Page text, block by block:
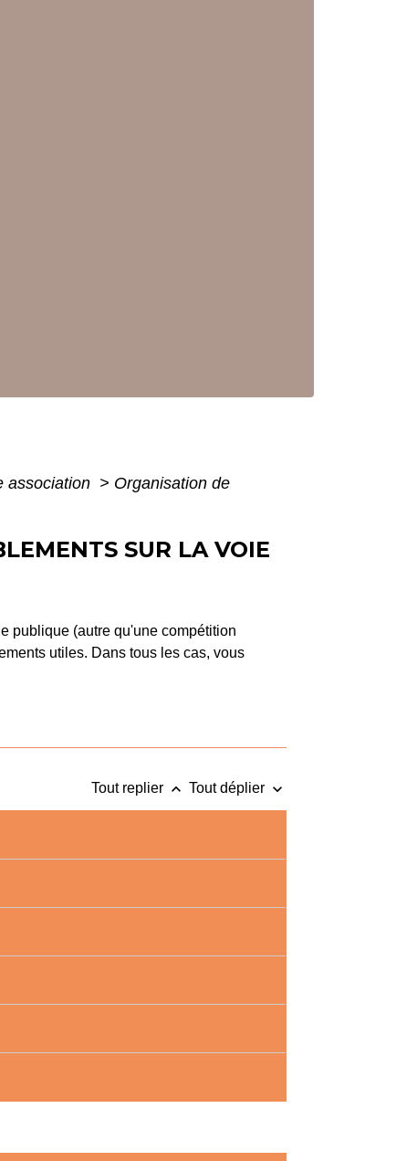
association > Organisation de
SUR LA VOIE
publique (autre qu'une compétition
utiles. Dans tous les cas, vous
Tout replier keyboard_arrow_up Tout déplier keyboard_arrow_down